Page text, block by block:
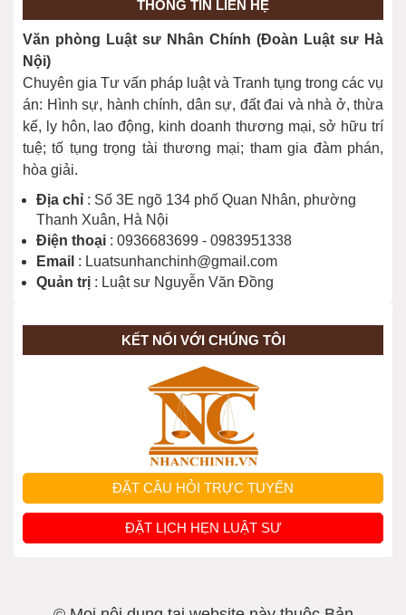
THÔNG TIN LIÊN HỆ
Văn phòng Luật sư Nhân Chính (Đoàn Luật sư Hà
Nội)
Chuyên gia Tư vấn pháp luật và Tranh tụng trong các vụ
án: Hình sự, hành chính, dân sự, đất đai và nhà ở, thừa
kế, ly hôn, lao động, kinh doanh thương mại, sở hữu trí
tuệ; tố tụng trọng tài thương mại; tham gia đàm phán,
hòa giải.
Địa chỉ : Số 3E ngõ 134 phố Quan Nhân, phường
Thanh Xuân, Hà Nội
Điện thoại : 0936683699 - 0983951338
Email : Luatsunhanchinh@gmail.com
Quản trị : Luật sư Nguyễn Văn Đồng
KẾT NỐI VỚI CHÚNG TÔI
ĐẶT CÂU HỎI TRỰC TUYẾN
ĐẶT LỊCH HẸN LUẬT SƯ